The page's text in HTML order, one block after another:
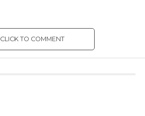
CLICK TO COMMENT